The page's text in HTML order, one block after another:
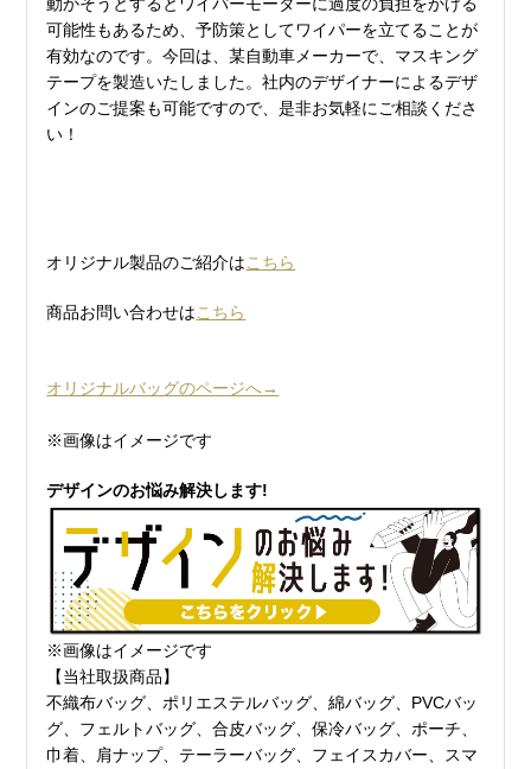
可能性もあるため、予防策としてワイパーを立てることが
有効なのです。今回は、某自動車メーカーで、マスキング
テープを製造いたしました。社内のデザイナーによるデザ
インのご提案も可能ですので、是非お気軽にご相談くださ
い！
オリジナル製品のご紹介はこちら
商品お問い合わせはこちら
オリジナルバッグのページへ→
※画像はイメージです
デザインのお悩み解決します!
※画像はイメージです
【当社取扱商品】
不織布バッグ、ポリエステルバッグ、綿バッグ、PVCバッ
グ、フェルトバッグ、合皮バッグ、保冷バッグ、ポーチ、
巾着、肩ナップ、テーラーバッグ、フェイスカバー、スマ